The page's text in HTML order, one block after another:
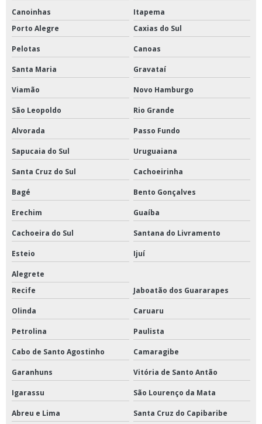
Canoinhas
Itapema
Porto Alegre
Caxias do Sul
Pelotas Canoas
Santa Maria Gravataí
Viamão Novo Hamburgo
São Leopoldo Rio Grande
Alvorada Passo Fundo
Sapucaia do Sul Uruguaiana
Santa Cruz do Sul Cachoeirinha
Bagé Bento Gonçalves
Erechim Guaíba
Cachoeira do Sul Santana do Livramento
Esteio Ijuí
Alegrete
Recife
Jaboatão dos Guararapes
Olinda Caruaru
Petrolina Paulista
Cabo de Santo Agostinho Camaragibe
Garanhuns Vitória de Santo Antão
Igarassu São Lourenço da Mata
Abreu e Lima Santa Cruz do Capibaribe